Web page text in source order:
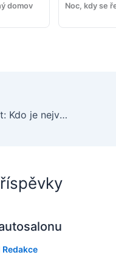
domov Noc, kdy se
Exkluzivní srovnávací test: Kdo je největší figurka na silnici?
Redakce